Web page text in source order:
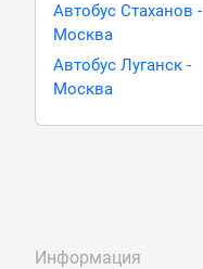
Автобус Стаханов -
Москва
Автобус Луганск -
Москва
Информация